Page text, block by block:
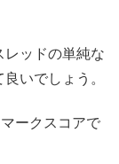
レッドの単純な
いでしょう。
ークスコアで